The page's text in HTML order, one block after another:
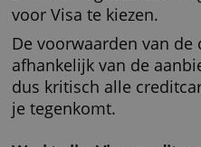
In ons land worden
uitgegeven door
Daarnaast geven
voor Visa te kiezen.